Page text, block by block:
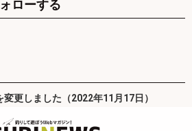
ローする
更しました（2022年11月17日）